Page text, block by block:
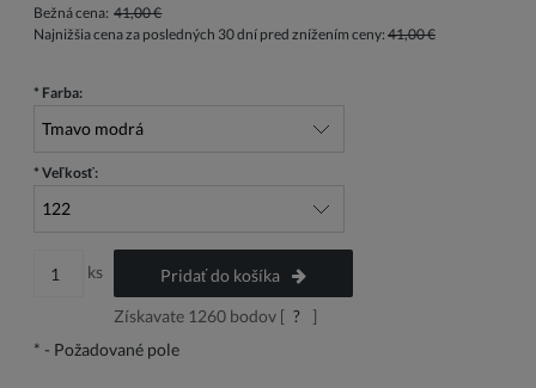
Bežná cena: 41,00 €
Najnižšia cena za posledných 30 dní pred znížením ceny: 41,00 €
* Farba:
* Veľkosť:
ks
Pridať do košíka
Získavate 1260bodov [ ?
]
* - Požadované pole